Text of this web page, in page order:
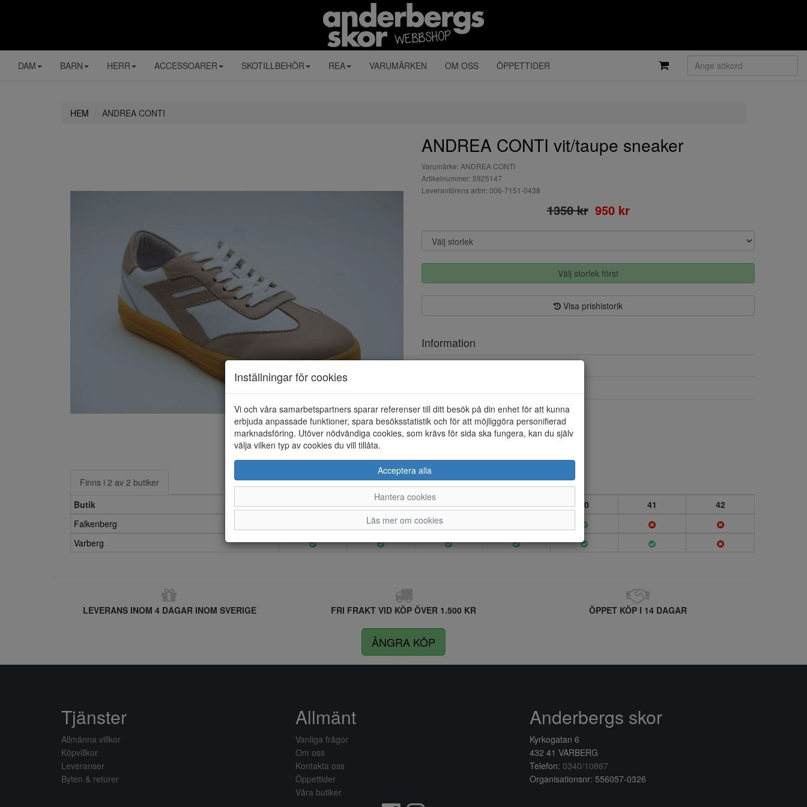
DAM BARN HERR ACCESSOARER SKOTILLBEHÖR REA VARUMÄRKEN OM OSS ÖPPETTIDER
HEM ANDREA CONTI
ANDREA CONTI vit/taupe sneaker
Varumärke: ANDREA CONTI
Artikelnummer: 5925147
Leverantörens artnr: 006-7151-0438
1350 kr 950 kr
Välj storlek först
Visa prishistorik
Information
Löstagbar innersula
Ja
Finns i 2 av 2 butiker
Butik
36 37 38 39 40 41
42
Falkenberg
Varberg
LEVERANS INOM 4 DAGAR INOM SVERIGE FRI FRAKT VID KÖP ÖVER 1.500 KR ÖPPET KÖP I 14 DAGAR
ÅNGRA KÖP
Inställningar för cookies
Vi och våra samarbetspartners sparar referenser till ditt besök på din enhet för att kunna
erbjuda anpassade funktioner, spara besöksstatistik och för att möjliggöra personifierad
marknadsföring. Utöver nödvändiga cookies, som krävs för sida ska fungera, kan du själv
välja vilken typ av cookies du vill tillåta.
Acceptera alla
Hantera cookies
Läs mer om cookies
Tjänster
Allmänna villkor
Köpvillkor
Leveranser
Byten & returer
Allmänt
Vanliga frågor
Om oss
Kontakta oss
Öppettider
Våra butiker
Anderbergs skor
Kyrkogatan 6
432 41 VARBERG
Telefon: 0340/10867
Organisationsnr: 556057-0326